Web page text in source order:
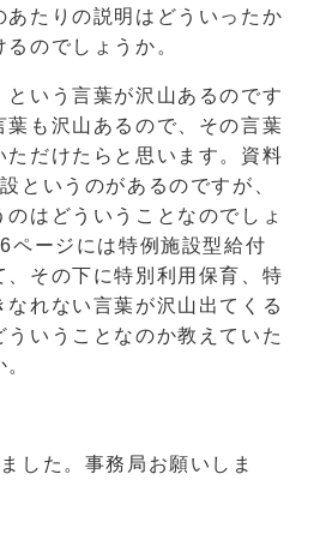
あたりの説明はどういったか
のでしょうか。
という言葉が沢山あるのです
葉も沢山あるので、その言葉
ただけたらと思います。資料
というのがあるのですが、
のはどういうことなのでしょ
ページには特例施設型給付
、その下に特別利用保育、特
なれない言葉が沢山出てくる
いうことなのか教えていた
した。事務局お願いしま